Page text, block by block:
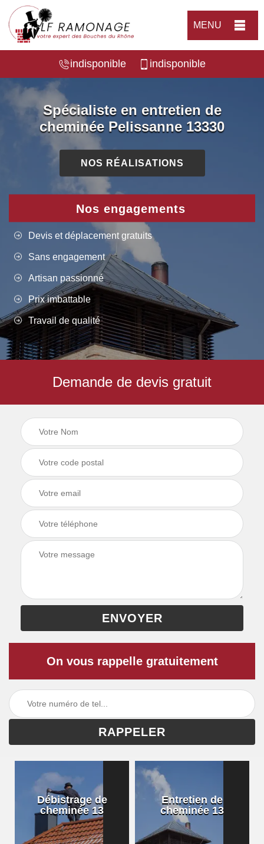
MENU
indisponible indisponible
Spécialiste en entretien de
cheminée Pelissanne 13330
NOS RÉALISATIONS
Nos engagements
Devis et déplacement gratuits
Sans engagement
Artisan passionné
Prix imbattable
Travail de qualité
Demande de devis gratuit
On vous rappelle gratuitement
Débistrage de
cheminée 13
Entretien de
cheminée 13